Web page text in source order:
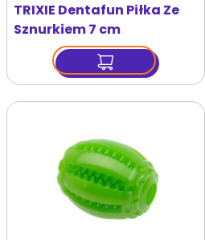
TRIXIE Dentafun Piłka Ze
Sznurkiem 7 cm